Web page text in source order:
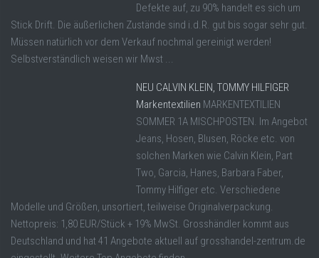
Defekte auf, zu 90% handelt es sich um
Stick Drift. Die äußerlichen Zustände sind i.d.R. gut bis sogar sehr gut.
Müssen natürlich vor dem Verkauf nochmal gereinigt werden!
Selbstverständlich weisen wir Mwst ...
NEU CALVIN KLEIN, TOMMY HILFIGER
Markentextilien MARKENTEXTILIEN
SOMMER 1A MISCHPOSTEN. Im Angebot
Jeans, Hosen, Blusen, Röcke etc. von
solchen Marken wie Calvin Klein, Part
Two, Garcia, Hanes, Barbara Faber,
Tommy Hilfiger etc. Verschiedene
Modelle und Größen, unsortiert, teilweise Originalverpackung.
Nettopreis: 1,80 EUR/Stück + 19% MwSt. Grosshändler kommt aus
Deutschland und hat 41 Angebote aktuell auf grosshandel-zentrum.de